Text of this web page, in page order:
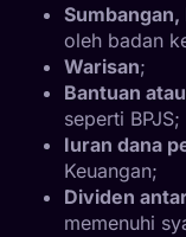
oleh badan
Warisan;
Bantuan
seperti BPJS;
Iuran dana
Keuangan;
Dividen
memenuhi